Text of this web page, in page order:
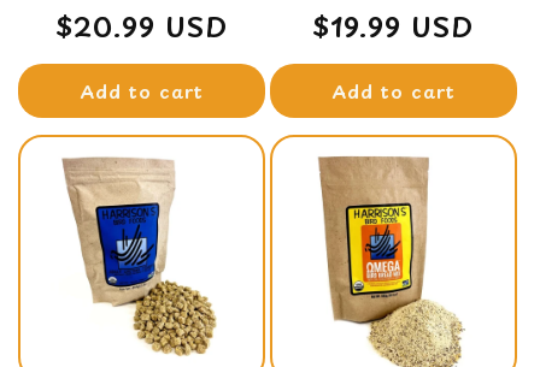
Regular
price
$20.99 USD
Add to cart
Regular
price
$19.99 USD
Add to cart